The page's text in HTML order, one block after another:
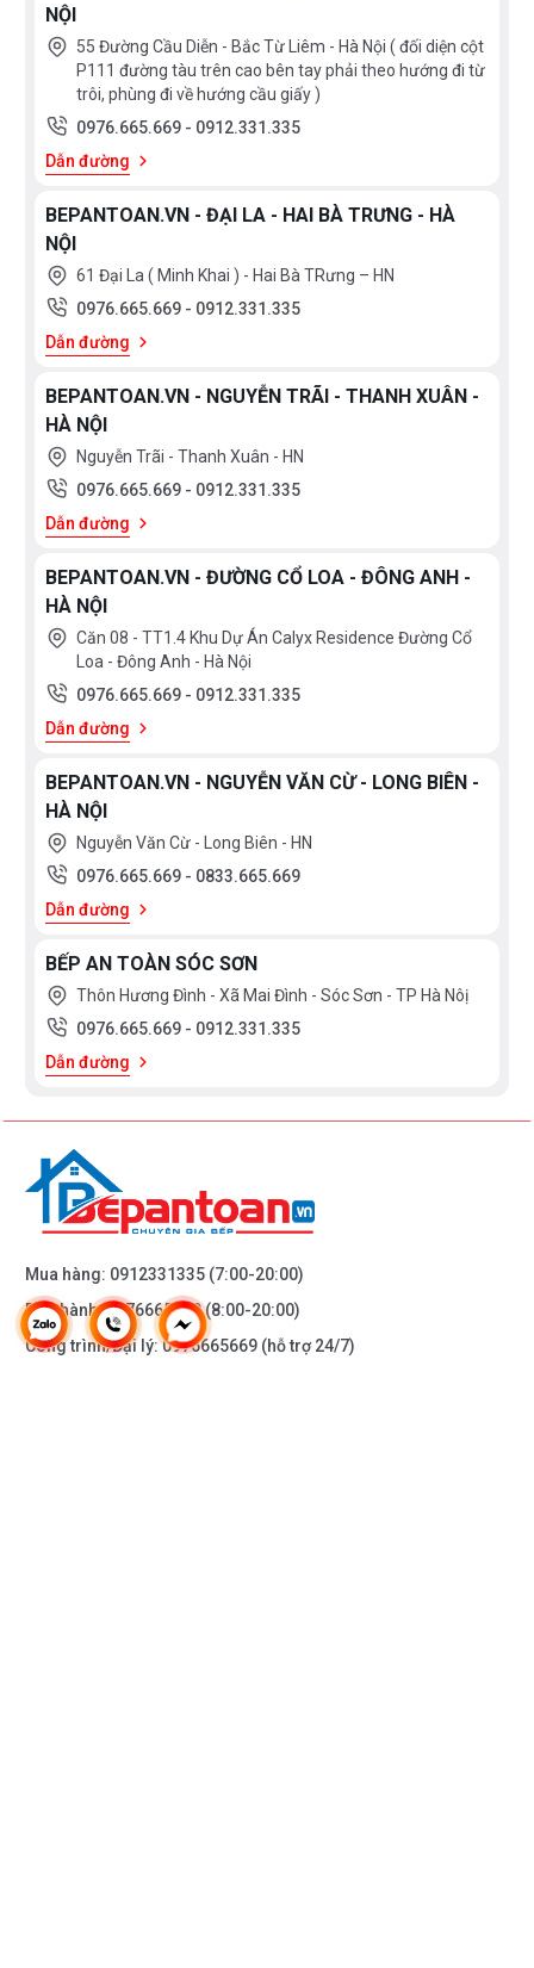
NỘI
55 Đường Cầu Diễn - Bắc Từ Liêm - Hà Nội ( đối diện cột
P111 đường tàu trên cao bên tay phải theo hướng đi từ
trôi, phùng đi về hướng cầu giấy )
0976.665.669 - 0912.331.335
Dẫn đường
BEPANTOAN.VN - ĐẠI LA - HAI BÀ TRƯNG - HÀ
NỘI
61 Đại La ( Minh Khai ) - Hai Bà TRưng – HN
0976.665.669 - 0912.331.335
Dẫn đường
BEPANTOAN.VN - NGUYỄN TRÃI - THANH XUÂN -
HÀ NỘI
Nguyễn Trãi - Thanh Xuân - HN
0976.665.669 - 0912.331.335
Dẫn đường
BEPANTOAN.VN - ĐƯỜNG CỔ LOA - ĐÔNG ANH -
HÀ NỘI
Căn 08 - TT1.4 Khu Dự Án Calyx Residence Đường Cổ
Loa - Đông Anh - Hà Nội
0976.665.669 - 0912.331.335
Dẫn đường
BEPANTOAN.VN - NGUYỄN VĂN CỪ - LONG BIÊN -
HÀ NỘI
Nguyễn Văn Cừ - Long Biên - HN
0976.665.669 - 0833.665.669
Dẫn đường
BẾP AN TOÀN SÓC SƠN
Thôn Hương Đình - Xã Mai Đình - Sóc Sơn - TP Hà Nôị
0976.665.669 - 0912.331.335
Dẫn đường
Mua hàng: 0912331335 (7:00-20:00)
Bảo hành:0976665669(8:00-20:00)
Công trình/Đại lý:0976665669 (hỗ trợ 24/7)